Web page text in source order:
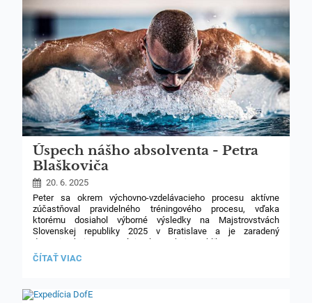
(BUDOVA
ČACHTICKÁ
2.STUPEŇ
ZŠ
A GYMNÁZIUM):
Úspech nášho absolventa - Petra
Blaškoviča
20. 6. 2025
Peter sa okrem výchovno-vzdelávacieho procesu aktívne
zúčastňoval pravidelného tréningového procesu, vďaka
ktorému dosiahol výborné výsledky na Majstrovstvách
Slovenskej republiky 2025 v Bratislave a je zaradený
do seniorskej reprezentácie Slovenskej republiky.
Národný športový zväz – Zväz potápačov Slovenska usporiadal
mája 2025 v mestskej krytej plavárni Pasienky v Bratislave
ÚSPECH
PETRA
ČÍTAŤ VIAC